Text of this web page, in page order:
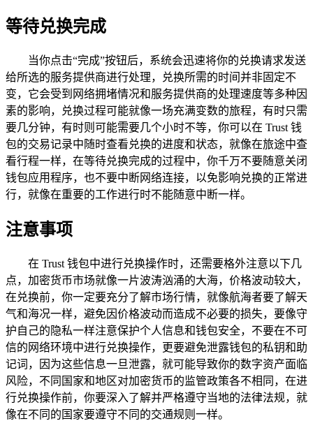
等待兑换完成
当你点击“完成”按钮后，系统会迅速将你的兑换请求发送
给所选的服务提供商进行处理，兑换所需的时间并非固定不
变，它会受到网络拥堵情况和服务提供商的处理速度等多种因
素的影响，兑换过程可能就像一场充满变数的旅程，有时只需
要几分钟，有时则可能需要几个小时不等，你可以在 Trust 钱
包的交易记录中随时查看兑换的进度和状态，就像在旅途中查
看行程一样，在等待兑换完成的过程中，你千万不要随意关闭
钱包应用程序，也不要中断网络连接，以免影响兑换的正常进
行，就像在重要的工作进行时不能随意中断一样。
注意事项
在 Trust 钱包中进行兑换操作时，还需要格外注意以下几
点，加密货币市场就像一片波涛汹涌的大海，价格波动较大，
在兑换前，你一定要充分了解市场行情，就像航海者要了解天
气和海况一样，避免因价格波动而造成不必要的损失，要像守
护自己的隐私一样注意保护个人信息和钱包安全，不要在不可
信的网络环境中进行兑换操作，更要避免泄露钱包的私钥和助
记词，因为这些信息一旦泄露，就可能导致你的数字资产面临
风险，不同国家和地区对加密货币的监管政策各不相同，在进
行兑换操作前，你要深入了解并严格遵守当地的法律法规，就
像在不同的国家要遵守不同的交通规则一样。